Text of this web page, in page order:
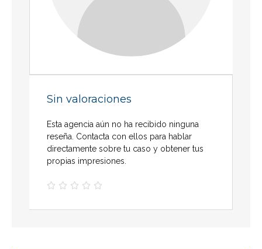
Sin valoraciones
Esta agencia aún no ha recibido ninguna
reseña. Contacta con ellos para hablar
directamente sobre tu caso y obtener tus
propias impresiones.
    